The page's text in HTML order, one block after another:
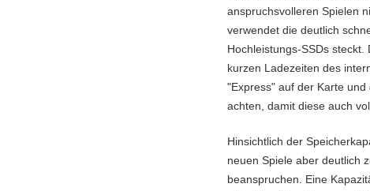
anspruchsvolleren Spielen
verwendet die deutlich
Hochleistungs-SSDs
kurzen Ladezeiten des
"Express" auf der Karte
achten, damit diese auch
Hinsichtlich der
neuen Spiele aber deutlich
beanspruchen. Eine